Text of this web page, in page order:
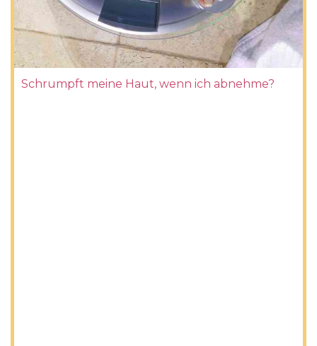
Schrumpft meine Haut, wenn ich abnehme?